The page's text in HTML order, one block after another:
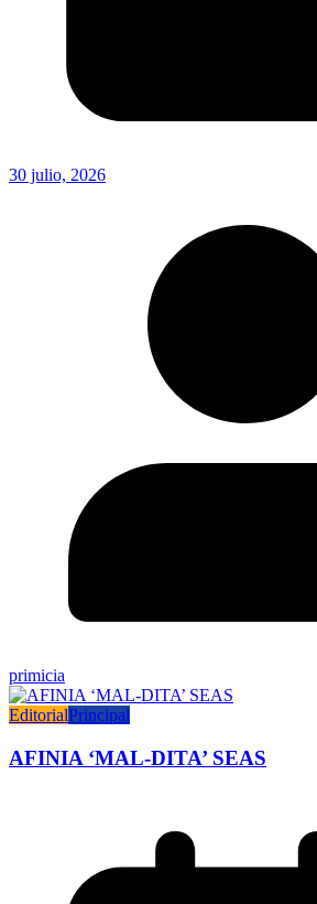
30 julio, 2026
primicia
EditorialPrincipal
AFINIA ‘MAL-DITA’ SEAS